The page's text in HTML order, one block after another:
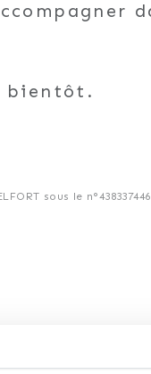
bientôt.
sous le n°438337446